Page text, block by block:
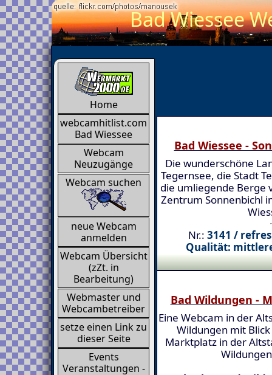
Bad Wiessee
Home
webcamhitlist.com
Bad Wiessee
Webcam
Neuzugänge
Webcam suchen
neue Webcam
anmelden
Webcam Übersicht
(zZt. in
Bearbeitung)
Webmaster und
Webcambetreiber
setze einen Link zu
dieser Seite
Events
Veranstaltungen -
Bad Wiessee -
Die wunderschöne
Tegernsee, die Stadt
die umliegende Berge
Zentrum Sonnenbichl
Nr.: 3141 /
Qualität:
Bad Wildungen -
Eine Webcam in der
Wildungen mit
Marktplatz in der
Wildungen